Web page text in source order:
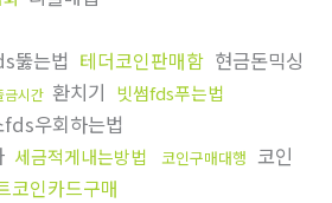
뚫는법 테더코인판매함 현금돈믹싱
금시간 환치기 빗썸fds푸는법
fds우회하는법
세금적게내는방법 코인구매대행 코인
코인카드구매